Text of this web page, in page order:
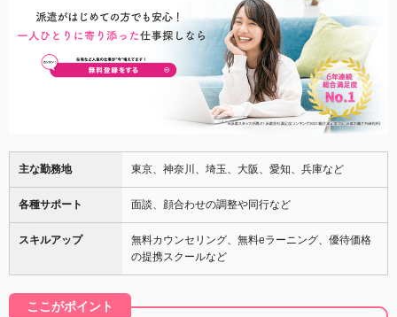
主な勤務地 東京、神奈川、埼玉、大阪、愛知、兵庫など
各種サポート 面談、顔合わせの調整や同行など
スキルアップ
無料カウンセリング、無料eラーニング、優待価格
の提携スクールなど
ここがポイント